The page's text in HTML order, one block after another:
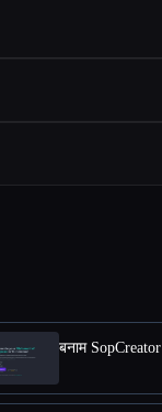
बनाम SopCreator